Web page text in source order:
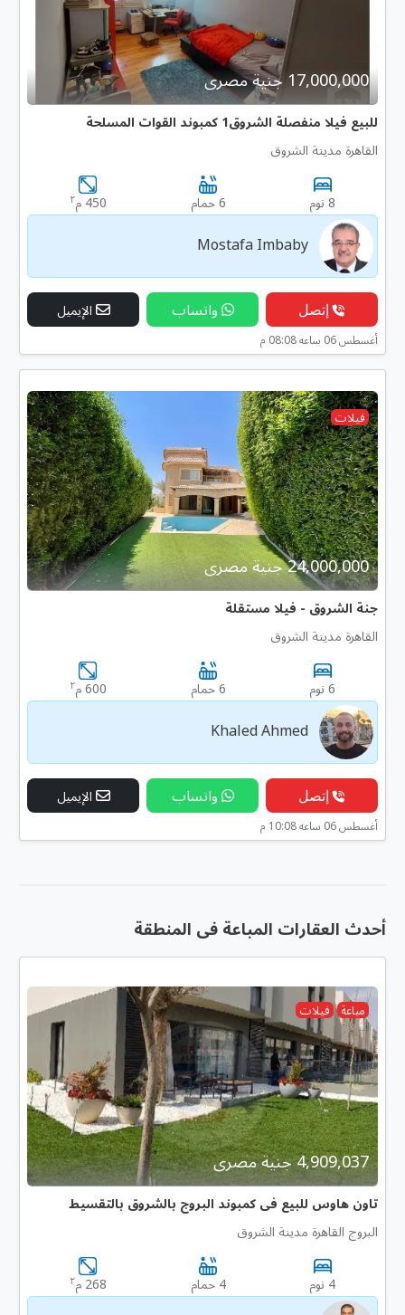
17,000,000 جنية مصرى
للبيع فيلا منفصلة الشروق1 كمبوند القوات المسلحة
القاهرة مدينة الشروق
8 نوم 6 حمام 450 م ٢
Mostafa Imbaby
إتصل واتساب الإيميل
أغسطس 06 ساعه 08:08 م
فيلات
24,000,000 جنية مصرى
جنة الشروق - فيلا مستقلة
القاهرة مدينة الشروق
6 نوم 6 حمام 600 م ٢
Khaled Ahmed
إتصل واتساب الإيميل
أغسطس 06 ساعه 10:08 م
أحدث العقارات المباعة فى المنطقة
مباعة فيلات
4,909,037 جنية مصرى
تاون هاوس للبيع فى كمبوند البروج بالشروق بالتقسيط
البروج القاهرة مدينة الشروق
4 نوم 4 حمام 268 م ٢